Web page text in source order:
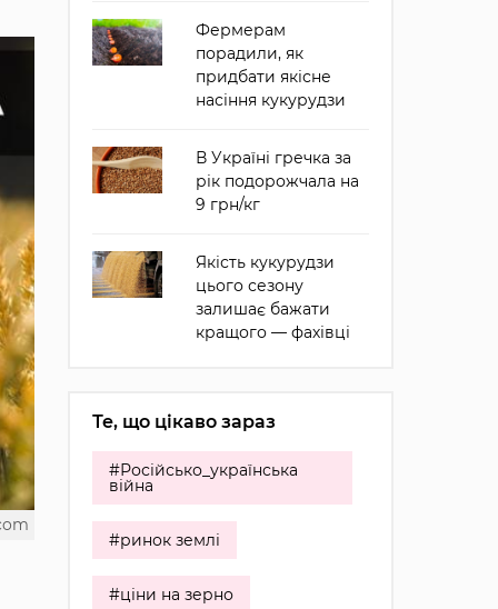
Фермерам
порадили, як
придбати якісне
насіння кукурудзи
В Україні гречка за
рік подорожчала на
9 грн/кг
Якість кукурудзи
цього сезону
залишає бажати
кращого — фахівці
Те, що цікаво зараз
#Російсько_українська
війна
#ринок землі
#ціни на зерно